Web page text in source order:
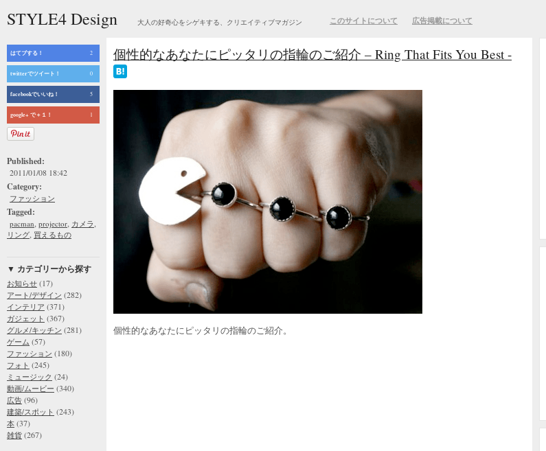
STYLE4 Design 大人の好奇心をシゲキする、クリエイティブマガジン このサイトについて 広告掲載について
はてブする！ 2
twitterでツイート！ 0
facebookでいいね！ 5
google+ で＋１！ 1
Published:
2011/01/08 18:42
Category:
ファッション
Tagged:
pacman projector カメラ
リング 買えるもの
▼ カテゴリーから探す
お知らせ (17)
アート/デザイン (282)
インテリア (371)
ガジェット (367)
グルメ/キッチン (281)
ゲーム (57)
ファッション (180)
フォト (245)
ミュージック (24)
動画/ムービー (340)
広告 (96)
建築/スポット (243)
本 (37)
雑貨 (267)
個性的なあなたにピッタリの指輪のご紹介 – Ring That Fits You Best -
個性的なあなたにピッタリの指輪のご紹介。